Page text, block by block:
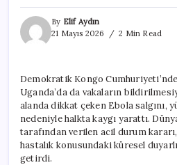
By Elif Aydın
21 Mayıs 2026
2 Min Read
Demokratik Kongo
Uganda’da da vakaların
alanda dikkat çeken Ebola salgını,
nedeniyle halkta kaygı yarattı.
tarafından verilen acil durum
hastalık konusundaki küresel
getirdi.